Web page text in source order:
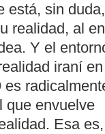
está, sin duda,
realidad, al
Y el
iraní en
es
que envuelve
Esa